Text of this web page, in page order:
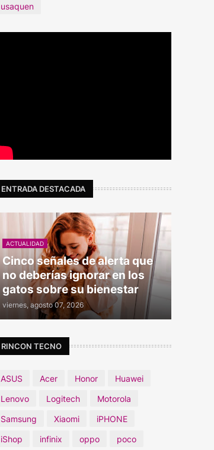
usaquen
ENTRADA DESTACADA
ACTUALIDAD
Cinco señales de alerta que
no deberías ignorar en los
gatos sobre su bienestar
viernes, agosto 07, 2026
RINCON TECNO
ASUS Acer Honor
Huawei
Lenovo
Logitech
Motorola
Samsung
Xiaomi
iPHONE
iShop
infinix oppo poco